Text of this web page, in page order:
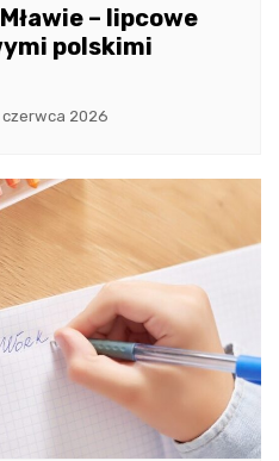
– lipcowe
polskimi
czerwca 2026